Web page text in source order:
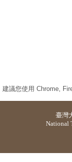
建議您使用 Chrome,
臺灣
National